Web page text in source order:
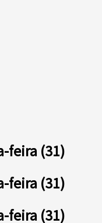
feira (31)
feira (31)
feira (31)